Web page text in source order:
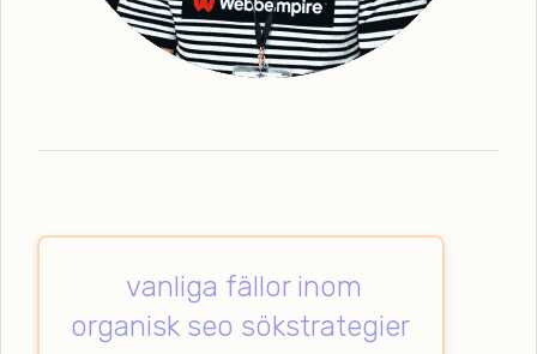
lösningar du behöver. Webbempire
optimerar er digitala marknadsföring så att
din verksamhet står som ledande i SE-
användarupplevelsen. Låt oss hjälpa dig
med att lyfta din verksamhet till nya höjder
genom att nyttja vår specialistkompetens
vanliga fällor inom
organisk seo sökstrategier